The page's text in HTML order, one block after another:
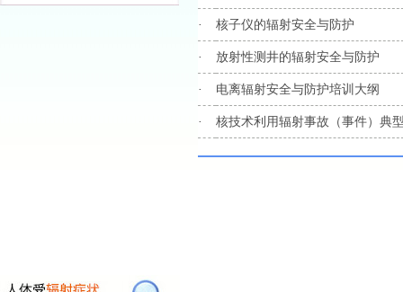
· 核子仪的辐射安全与防护
· 放射性测井的辐射安全与防护
· 电离辐射安全与防护培训大纲
· 核技术利用辐射事故（事件）典